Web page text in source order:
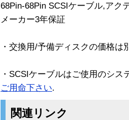
68Pin-68Pin SCSIケーブル,アク
メーカー3年保証
・交換用/予備ディスクの価格は
・SCSIケーブルはご使用のシス
ご用命下さい.
関連リンク